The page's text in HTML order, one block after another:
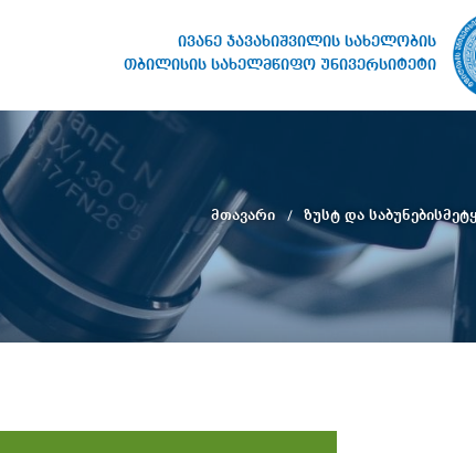
ივანე ჯავახიშვილის სახელობის
თბილისის სახელმწიფო უნივერსიტეტი
თბილისის
უნივერსიტეტი
მთავარი ზუსტ და